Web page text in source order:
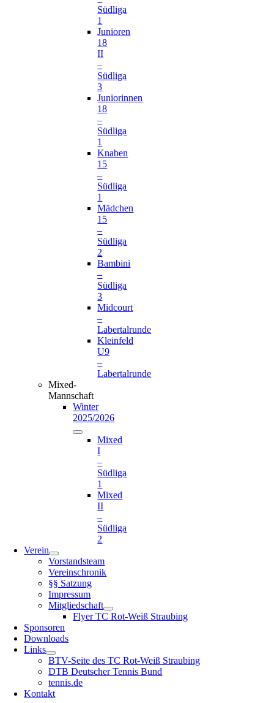
Südliga
1
Junioren
18
II
–
Südliga
3
Juniorinnen
18
–
Südliga
1
Knaben
15
–
Südliga
1
Mädchen
15
–
Südliga
2
Bambini
–
Südliga
3
Midcourt
–
Labertalrunde
Kleinfeld
U9
–
Labertalrunde
Mixed-
Mannschaft
Winter
2025/2026
Mixed
I
–
Südliga
1
Mixed
II
–
Südliga
2
Verein
Vorstandsteam
Vereinschronik
§§ Satzung
Impressum
Mitgliedschaft
Flyer TC Rot-Weiß Straubing
Sponsoren
Downloads
Links
BTV-Seite des TC Rot-Weiß Straubing
DTB Deutscher Tennis Bund
tennis.de
Kontakt